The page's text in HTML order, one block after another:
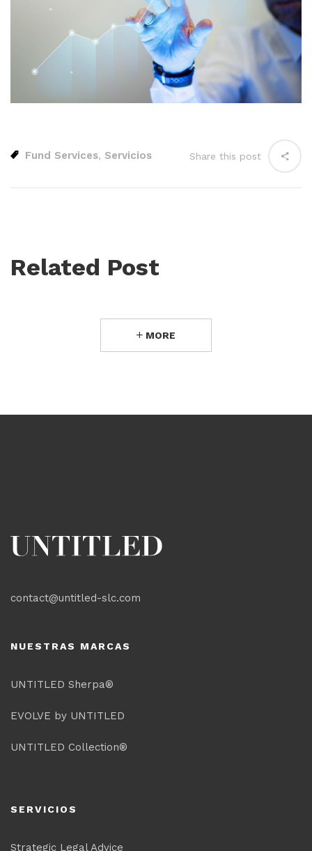
Fund Services, Servicios Share this post
Related Post
MORE
contact@untitled-slc.com
NUESTRAS MARCAS
UNTITLED Sherpa®
EVOLVE by UNTITLED
UNTITLED Collection®
SERVICIOS
Strategic Legal Advice